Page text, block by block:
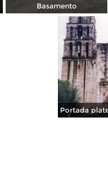
Basamento